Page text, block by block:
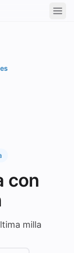
con
milla